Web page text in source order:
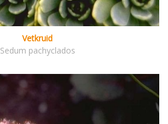
Vetkruid
Sedum pachyclados